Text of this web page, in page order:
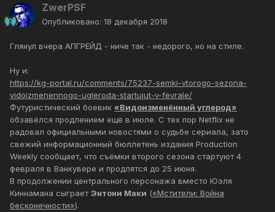
ZwerPSF
Опубликовано: 18 декабря 2018
Глянул вчера АПГРЕЙД - ниче так - недорого, но на стиле.
Ну и:
https://kg-portal.ru/comments/75237-semki-vtorogo-sezona-
vidoizmenennogo-ugleroda-startujut-v-fevrale/
Футуристический боевик «Видоизменённый углерод»
обзавёлся продлением ещё в июле. С тех пор Netflix не
радовал официальными новостями о судьбе сериала, зато
свежий информационный бюллетень издания Production
Weekly сообщает, что съёмки второго сезона стартуют 4
февраля в Ванкувере и продлятся до 25 июня.
В продолжении центрального персонажа вместо Юэля
Киннамана сыграетЭнтони Маки («Мстители: Война
бесконечности»).